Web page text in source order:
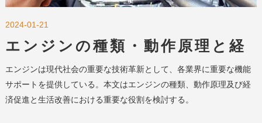
2024-01-21
エンジンの種類・動作原理と経
済・生活への役割｜技術革新の
核心
エンジンは現代社会の重要な技術革新として、各業界に重要な機能
サポートを提供している。本文はエンジンの種類、動作原理及び経
済促進と生活改善における重要な役割を検討する。